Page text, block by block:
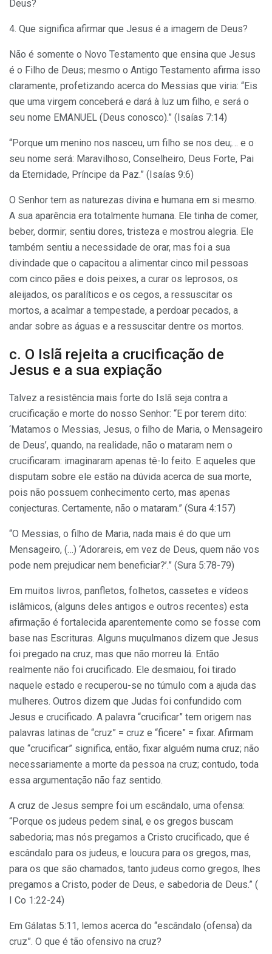
Deus?
4. Que significa afirmar que Jesus é a imagem de Deus?
Não é somente o Novo Testamento que ensina que Jesus
é o Filho de Deus; mesmo o Antigo Testamento afirma isso
claramente, profetizando acerca do Messias que viria: “Eis
que uma virgem conceberá e dará à luz um filho, e será o
seu nome EMANUEL (Deus conosco).” (Isaías 7:14)
“Porque um menino nos nasceu, um filho se nos deu;… e o
seu nome será: Maravilhoso, Conselheiro, Deus Forte, Pai
da Eternidade, Príncipe da Paz.” (Isaías 9:6)
O Senhor tem as naturezas divina e humana em si mesmo.
A sua aparência era totalmente humana. Ele tinha de comer,
beber, dormir; sentiu dores, tristeza e mostrou alegria. Ele
também sentiu a necessidade de orar, mas foi a sua
divindade que o capacitou a alimentar cinco mil pessoas
com cinco pães e dois peixes, a curar os leprosos, os
aleijados, os paralíticos e os cegos, a ressuscitar os
mortos, a acalmar a tempestade, a perdoar pecados, a
andar sobre as águas e a ressuscitar dentre os mortos.
c. O Islã rejeita a crucificação de
Jesus e a sua expiação
Talvez a resistência mais forte do Islã seja contra a
crucificação e morte do nosso Senhor: “E por terem dito:
‘Matamos o Messias, Jesus, o filho de Maria, o Mensageiro
de Deus’, quando, na realidade, não o mataram nem o
crucificaram: imaginaram apenas tê-lo feito. E aqueles que
disputam sobre ele estão na dúvida acerca de sua morte,
pois não possuem conhecimento certo, mas apenas
conjecturas. Certamente, não o mataram.” (Sura 4:157)
“O Messias, o filho de Maria, nada mais é do que um
Mensageiro, (…) ‘Adorareis, em vez de Deus, quem não vos
pode nem prejudicar nem beneficiar?’.” (Sura 5:78-79)
Em muitos livros, panfletos, folhetos, cassetes e vídeos
islâmicos, (alguns deles antigos e outros recentes) esta
afirmação é fortalecida aparentemente como se fosse com
base nas Escrituras. Alguns muçulmanos dizem que Jesus
foi pregado na cruz, mas que não morreu lá. Então
realmente não foi crucificado. Ele desmaiou, foi tirado
naquele estado e recuperou-se no túmulo com a ajuda das
mulheres. Outros dizem que Judas foi confundido com
Jesus e crucificado. A palavra “crucificar” tem origem nas
palavras latinas de “cruz” = cruz e “ficere” = fixar. Afirmam
que “crucificar” significa, então, fixar alguém numa cruz; não
necessariamente a morte da pessoa na cruz; contudo, toda
essa argumentação não faz sentido.
A cruz de Jesus sempre foi um escândalo, uma ofensa:
“Porque os judeus pedem sinal, e os gregos buscam
sabedoria; mas nós pregamos a Cristo crucificado, que é
escândalo para os judeus, e loucura para os gregos, mas,
para os que são chamados, tanto judeus como gregos, lhes
pregamos a Cristo, poder de Deus, e sabedoria de Deus.” (
I Co 1:22-24)
Em Gálatas 5:11, lemos acerca do “escândalo (ofensa) da
cruz”. O que é tão ofensivo na cruz?